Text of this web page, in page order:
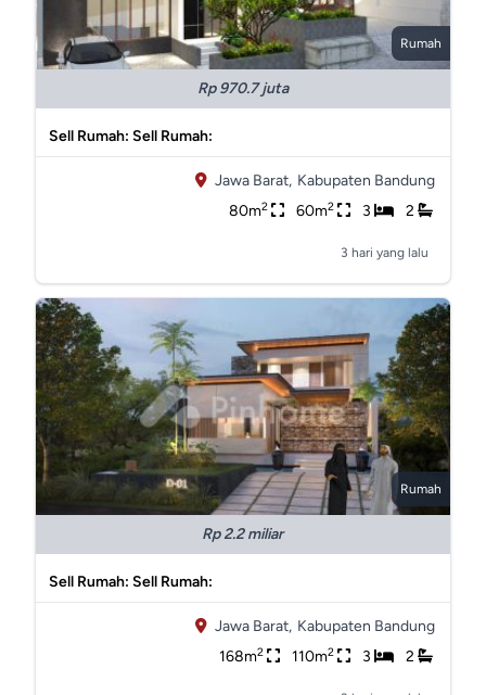
Rumah
Rp 970.7 juta
Sell Rumah: Sell Rumah:
Jawa Barat, Kabupaten Bandung
80m2 60m2 3 2
3 hari yang lalu
Rumah
Rp 2.2 miliar
Sell Rumah: Sell Rumah:
Jawa Barat, Kabupaten Bandung
168m2 110m2 3 2